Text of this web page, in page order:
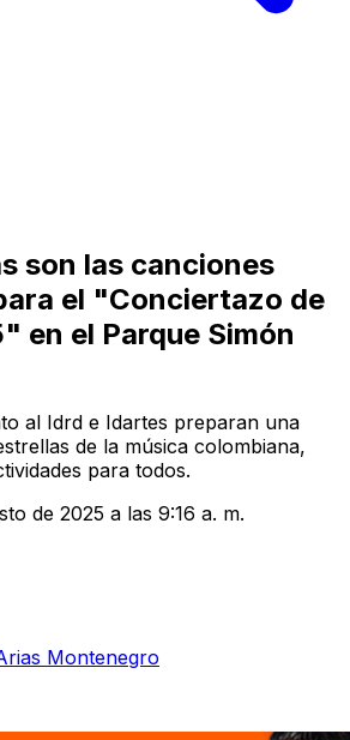
son las canciones
el "Conciertazo de
en el Parque Simón
al Idrd e Idartes preparan una
de la música colombiana,
para todos.
de 2025 a las 9:16 a. m.
Montenegro